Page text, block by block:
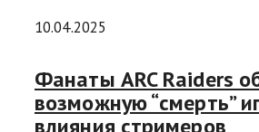
10.04.2025
Фанаты ARC Raiders
возможную “смерть”
влияния стримеров